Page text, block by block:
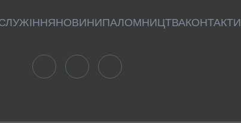
НОВИНИПАЛОМНИЦТВАКОНТАКТИ